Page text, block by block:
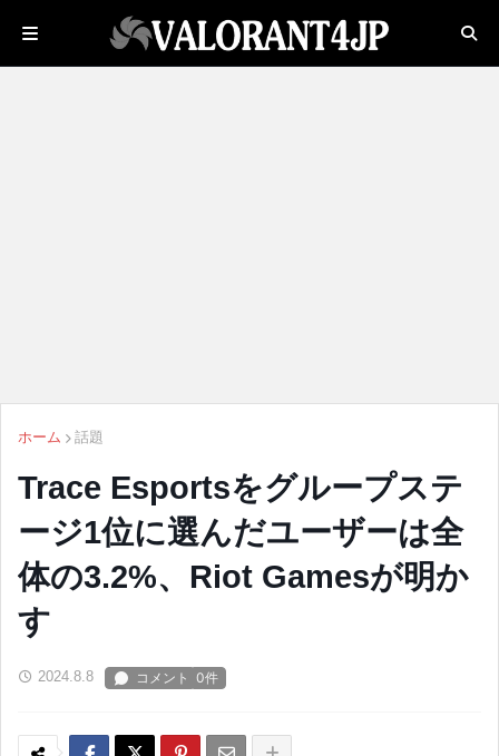
ホーム 話題
Trace Esportsをグループステ
ージ1位に選んだユーザーは全
体の3.2%、Riot Gamesが明か
す
2024.8.8